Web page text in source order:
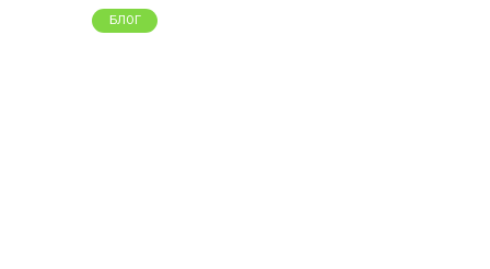
БЛОГ